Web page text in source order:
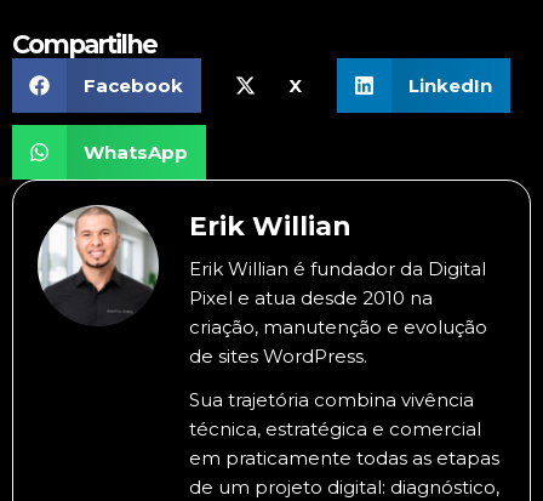
Compartilhe
Facebook X LinkedIn
WhatsApp
Erik Willian
Erik Willian é fundador da Digital
Pixel e atua desde 2010 na
criação, manutenção e evolução
de sites WordPress.
Sua trajetória combina vivência
técnica, estratégica e comercial
em praticamente todas as etapas
de um projeto digital: diagnóstico,